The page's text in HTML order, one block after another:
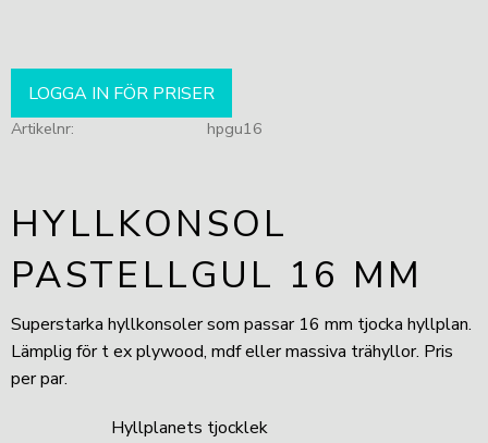
LOGGA IN FÖR PRISER
Artikelnr hpgu16
HYLLKONSOL
PASTELLGUL 16 MM
Superstarka hyllkonsoler som passar 16 mm tjocka hyllplan.
Lämplig för t ex plywood, mdf eller massiva trähyllor. Pris
per par.
Hyllplanets tjocklek